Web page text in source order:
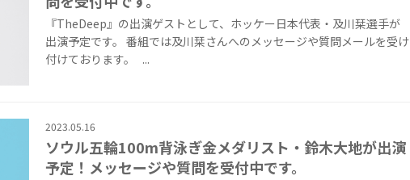
『TheDeep』の出演ゲストとして、ホッケー日本代表・及川栞選手が
出演予定です。 番組では及川栞さんへのメッセージや質問メールを受け
付けております。 ...
2023.05.16
ソウル五輪100m背泳ぎ金メダリスト・鈴木大地が出演
予定！メッセージや質問を受付中です。